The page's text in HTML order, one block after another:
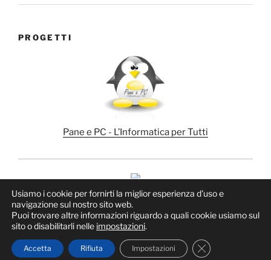
PROGETTI
Pane e PC - L’Informatica per Tutti
Proudly powered by WordPress
Usiamo i cookie per fornirti la miglior esperienza d'uso e
navigazione sul nostro sito web.
Puoi trovare altre informazioni riguardo a quali cookie usiamo sul
sito o disabilitarli nelle impostazioni.
Accetta Rifiuta Impostazioni Close GDPR